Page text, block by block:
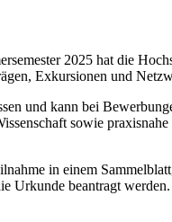
2025 hat die
Exkursionen und
und kann bei
sowie
in einem
Urkunde beantragt